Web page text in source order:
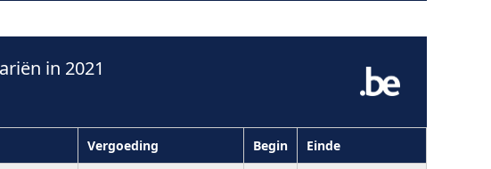
in 2021
Vergoeding Begin Einde